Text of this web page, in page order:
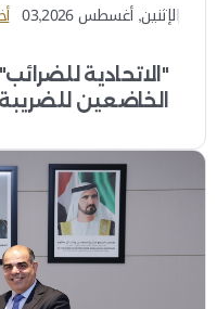
الإثنين, أغسطس 03,2026
"الاتحادية
الخاضعين